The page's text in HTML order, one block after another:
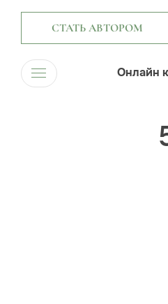
СТАТЬ АВТОРОМ
Онлайн